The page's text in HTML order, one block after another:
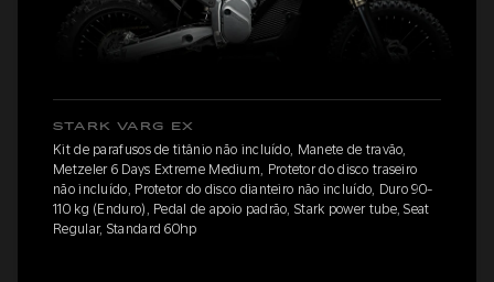
STARK VARG EX
Kit de parafusos de titânio não incluído, Manete de travão,
Metzeler 6 Days Extreme Medium, Protetor do disco traseiro
não incluído, Protetor do disco dianteiro não incluído, Duro 90-
110 kg (Enduro), Pedal de apoio padrão, Stark power tube, Seat
Regular, Standard 60hp